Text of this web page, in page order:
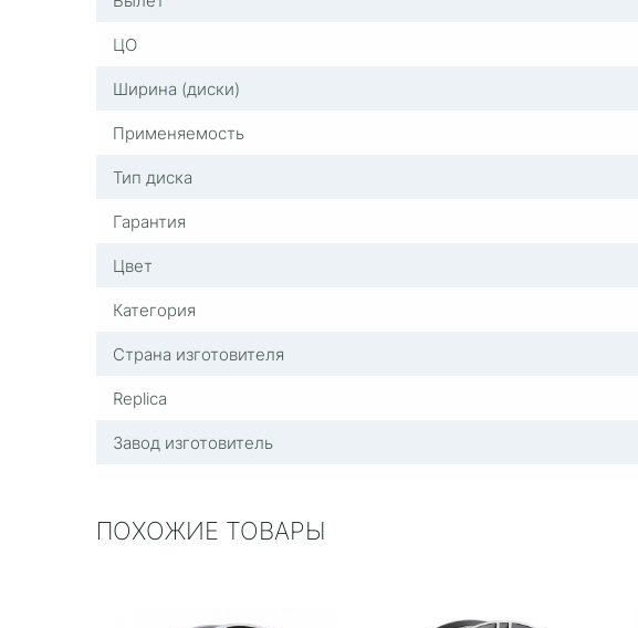
ЦО
Ширина (диски)
Применяемость
Тип диска
Гарантия
Цвет
Категория
Страна изготовителя
Replica
Завод изготовитель
ПОХОЖИЕ ТОВАРЫ